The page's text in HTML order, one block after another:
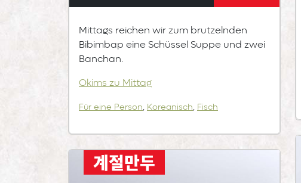
Mittags reichen wir zum brutzelnden
Bibimbap eine Schüssel Suppe und zwei
Banchan.
Okims zu Mittag
Für eine Person, Koreanisch, Fisch
계절만두